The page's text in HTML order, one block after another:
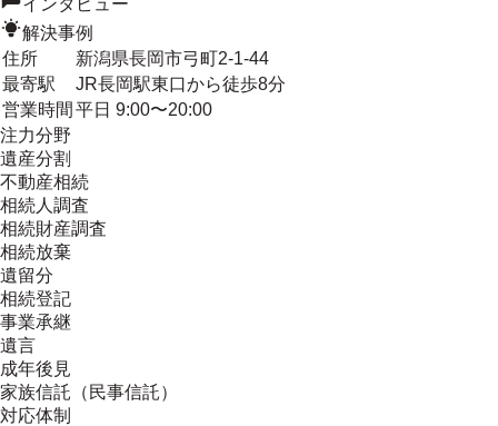
インタビュー
解決事例
住所
新潟県長岡市弓町2-1-44
最寄駅
JR長岡駅東口から徒歩8分
営業時間 平日 9:00〜20:00
注力分野
遺産分割
不動産相続
相続人調査
相続財産調査
相続放棄
遺留分
相続登記
事業承継
遺言
成年後見
家族信託（民事信託）
対応体制